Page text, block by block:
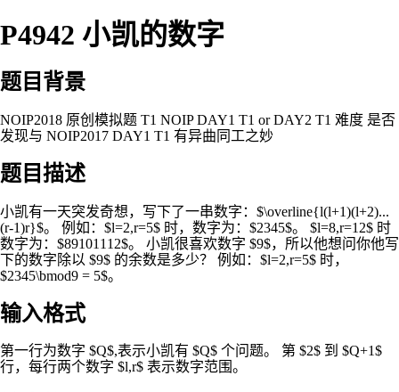
P4942 小凯的数字
题目背景
NOIP2018 原创模拟题 T1 NOIP DAY1 T1 or DAY2 T1 难度 是否
发现与 NOIP2017 DAY1 T1 有异曲同工之妙
题目描述
小凯有一天突发奇想，写下了一串数字：$\overline{l(l+1)(l+2)...
(r-1)r}$。 例如：$l=2,r=5$ 时，数字为：$2345$。 $l=8,r=12$ 时
数字为：$89101112$。 小凯很喜欢数字 $9$，所以他想问你他写
下的数字除以 $9$ 的余数是多少？ 例如：$l=2,r=5$ 时，
$2345\bmod9 = 5$。
输入格式
第一行为数字 $Q$,表示小凯有 $Q$ 个问题。 第 $2$ 到 $Q+1$
行，每行两个数字 $l,r$ 表示数字范围。